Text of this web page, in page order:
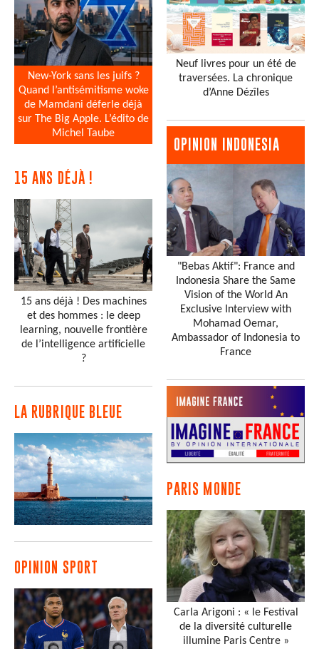
New-York sans les juifs ?
Quand l’antisémitisme woke
de Mamdani déferle déjà
sur The Big Apple. L’édito de
Michel Taube
15 ANS DÉJÀ !
15 ans déjà ! Des machines
et des hommes : le deep
learning, nouvelle frontière
de l’intelligence artificielle
?
LA RUBRIQUE BLEUE
OPINION SPORT
Neuf livres pour un été de
traversées. La chronique
d’Anne Dézîles
OPINION INDONESIA
"Bebas Aktif": France and
Indonesia Share the Same
Vision of the World An
Exclusive Interview with
Mohamad Oemar,
Ambassador of Indonesia to
France
PARIS MONDE
Carla Arigoni : « le Festival
de la diversité culturelle
illumine Paris Centre »